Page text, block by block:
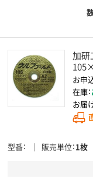
加研
お申
在庫：
お届
型番 販売単位 1枚